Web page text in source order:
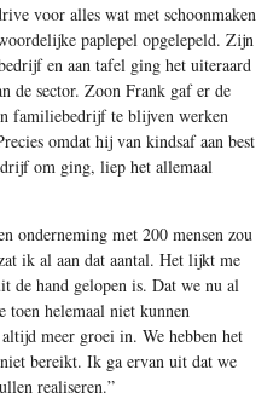
voor alles wat met schoonmaken
paplepel opgelepeld. Zijn
en aan tafel ging het uiteraard
de sector. Zoon Frank gaf er de
familiebedrijf te blijven werken
omdat hij van kindsaf aan best
om ging, liep het allemaal
onderneming met 200 mensen zou
ik al aan dat aantal. Het lijkt me
de hand gelopen is. Dat we nu al
toen helemaal niet kunnen
meer groei in. We hebben het
bereikt. Ik ga ervan uit dat we
realiseren.”